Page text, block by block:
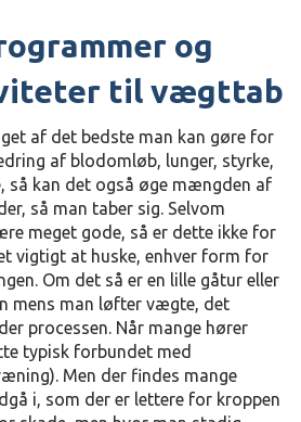
og
til vægttab
af det bedste man kan gøre for
af blodomløb, lunger, styrke,
så kan det også øge mængden af
så man taber sig. Selvom
meget gode, så er dette ikke for
vigtigt at huske, enhver form for
Om det så er en lille gåtur eller
mens man løfter vægte, det
processen. Når mange hører
typisk forbundet med
Men der findes mange
i, som der er lettere for kroppen